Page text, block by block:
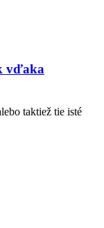
vďaka
taktiež tie isté